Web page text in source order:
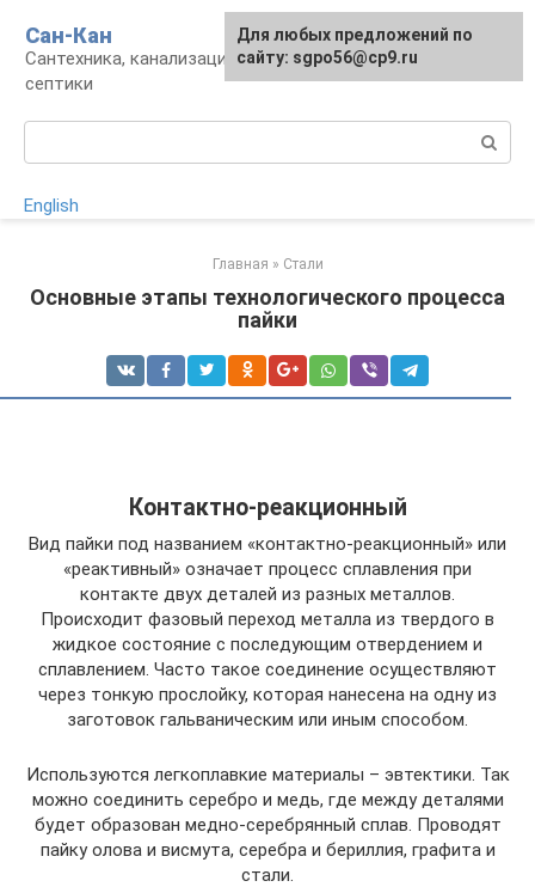
контенту
Сан-Кан
Сантехника, канализация, водопровод,
септики
English
Главная » Стали
Основные этапы технологического процесса
пайки
Контактно-реакционный
Вид пайки под названием «контактно-реакционный» или
«реактивный» означает процесс сплавления при
контакте двух деталей из разных металлов.
Происходит фазовый переход металла из твердого в
жидкое состояние с последующим отвердением и
сплавлением. Часто такое соединение осуществляют
через тонкую прослойку, которая нанесена на одну из
заготовок гальваническим или иным способом.
Используются легкоплавкие материалы – эвтектики. Так
можно соединить серебро и медь, где между деталями
будет образован медно-серебрянный сплав. Проводят
пайку олова и висмута, серебра и бериллия, графита и
стали.
Для любых предложений по
сайту: sgpo56@cp9.ru